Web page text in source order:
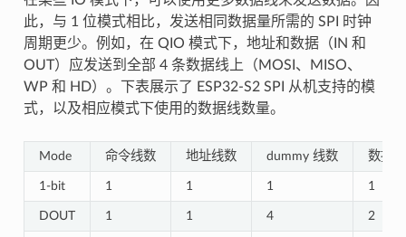
此，与 1 位模式相比，发送相同数据量所需的 SPI 时钟
周期更少。例如，在 QIO 模式下，地址和数据（IN 和
OUT）应发送到全部 4 条数据线上（MOSI、MISO、
WP 和 HD）。下表展示了 ESP32-S2 SPI 从机支持的模
式，以及相应模式下使用的数据线数量。
Mode 命令线数 地址线数 dummy 线数 数据
1-bit 1 1 1 1
DOUT 1 1 4 2